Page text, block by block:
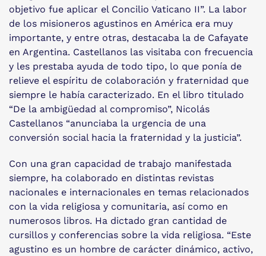
objetivo fue aplicar el Concilio Vaticano II”. La labor
de los misioneros agustinos en América era muy
importante, y entre otras, destacaba la de Cafayate
en Argentina. Castellanos las visitaba con frecuencia
y les prestaba ayuda de todo tipo, lo que ponía de
relieve el espíritu de colaboración y fraternidad que
siempre le había caracterizado. En el libro titulado
“De la ambigüedad al compromiso”, Nicolás
Castellanos “anunciaba la urgencia de una
conversión social hacia la fraternidad y la justicia”.
Con una gran capacidad de trabajo manifestada
siempre, ha colaborado en distintas revistas
nacionales e internacionales en temas relacionados
con la vida religiosa y comunitaria, así como en
numerosos libros. Ha dictado gran cantidad de
cursillos y conferencias sobre la vida religiosa. “Este
agustino es un hombre de carácter dinámico, activo,